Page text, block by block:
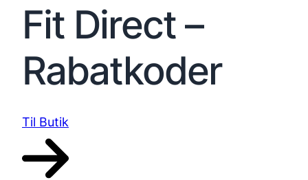
Fit Direct –
Rabatkoder
Til Butik